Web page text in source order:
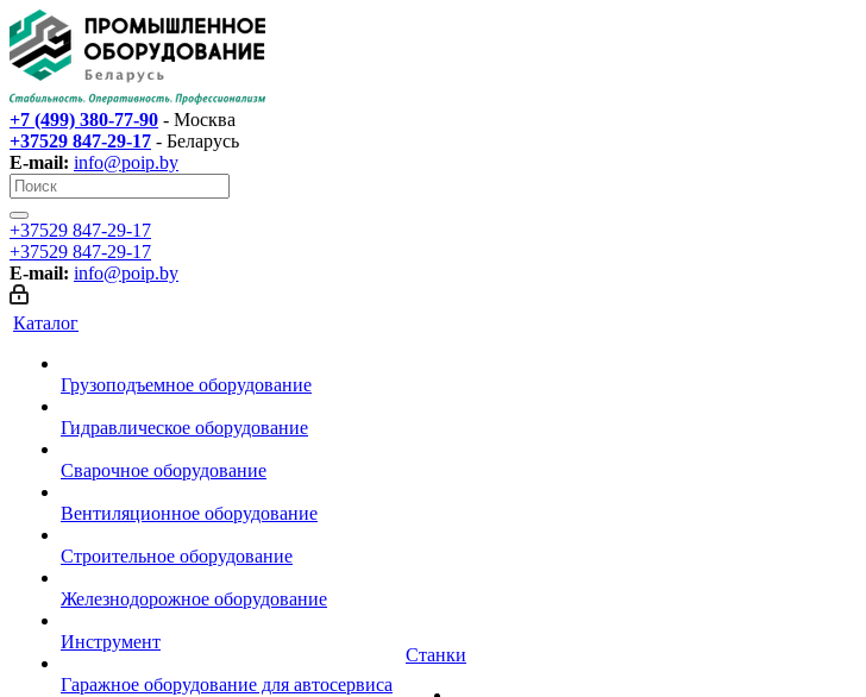
+7 (499) 380-77-90 - Москва
+37529 847-29-17‬ - Беларусь
E-mail: info@poip.by
+37529 847-29-17‬
+37529 847-29-17‬
E-mail: info@poip.by
Каталог
Грузоподъемное оборудование
Гидравлическое оборудование
Сварочное оборудование
Вентиляционное оборудование
Строительное оборудование
Железнодорожное оборудование
Инструмент
Гаражное оборудование для автосервиса
Станки